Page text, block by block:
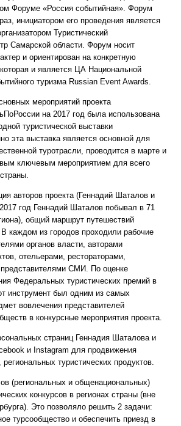
Форуме «Россия событийная». Форум
инициатором его проведения является
Туристический
Самарской области. Форум носит
и ориентирован на конкретную
и является ЦА Национальной
туризма Russian Event Awards.
мероприятий проекта
на 2017 год была использована
туристической выставки
эта выставка является основной для
туротрасли, проводится в марте и
ключевым мероприятием для всего
авторов проекта (Геннадий Шаталов и
год Геннадий Шаталов побывал в 71
общий маршрут путешествий
каждом из городов проходили рабочие
органов власти, авторами
отельерами, рестораторами,
СМИ. По оценке
Федеральных туристических премий в
инструмент был одним из самых
вовлечения представителей
в конкурсные мероприятия проекта.
страниц Геннадия Шаталова и
и Instagram для продвижения
туристических продуктов.
(региональных и общенациональных)
конкурсов в регионах страны (вне
Это позволяло решить 2 задачи:
турсообщество и обеспечить приезд в